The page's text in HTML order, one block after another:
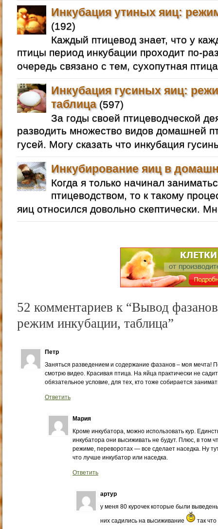
Инкубация утиных яиц:
(192)
Каждый птицевод знает, что у
птицы период инкубации проходит по-
очередь связано с тем, сухопутная
Инкубация гусиных яиц:
таблица(597)
За годы своей птицеводческой
разводить множество видов домашней
гусей. Могу сказать что инкубация
Инкубирование яиц в
Когда я только начинал
птицеводством, то к такому
яиц относился довольно скептически.
52 комментариев к “Вывод
режим инкубации, таблица”
Петр
Заняться разведением и содержание фазанов – моя мечта!
смотрю видео. Красивая птица. На яйца практически не
обязательное условие, для тех, кто тоже собирается
Ответить
Мария
Кроме инкубатора, можно использовать кур.
инкубатора они высиживать не будут. Плюс, в том
режиме, переворотах — все сделает наседка. Ну
что лучше инкубатор или наседка.
Ответить
артур
у меня 80 курочек которые были
них садились на высиживание так